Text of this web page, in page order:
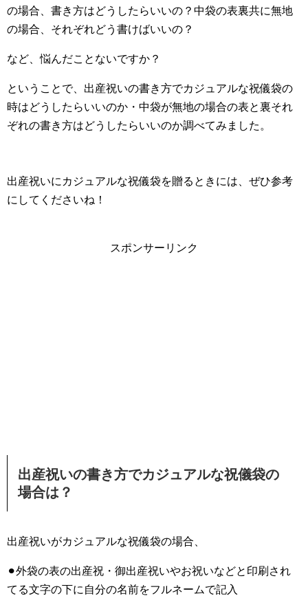
の場合、書き方はどうしたらいいの？中袋の表裏共に無地
の場合、それぞれどう書けばいいの？
など、悩んだことないですか？
ということで、出産祝いの書き方でカジュアルな祝儀袋の
時はどうしたらいいのか・中袋が無地の場合の表と裏それ
ぞれの書き方はどうしたらいいのか調べてみました。
出産祝いにカジュアルな祝儀袋を贈るときには、ぜひ参考
にしてくださいね！
スポンサーリンク
出産祝いの書き方でカジュアルな祝儀袋の
場合は？
出産祝いがカジュアルな祝儀袋の場合、
⚫︎外袋の表の出産祝・御出産祝いやお祝いなどと印刷され
てる文字の下に自分の名前をフルネームで記入